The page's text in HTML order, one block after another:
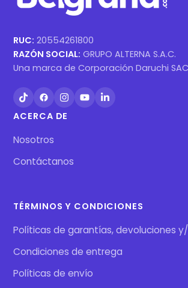
RUC: 20554261800
RAZÓN SOCIAL: GRUPO ALTERNA S.A.C.
Una marca de Corporación Daruchi SAC
ACERCA DE
Nosotros
Contáctanos
TÉRMINOS Y CONDICIONES
Políticas de garantías, devoluciones
Condiciones de entrega
Políticas de envío